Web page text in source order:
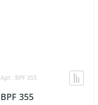
Арт.: BPF 355
BPF 355